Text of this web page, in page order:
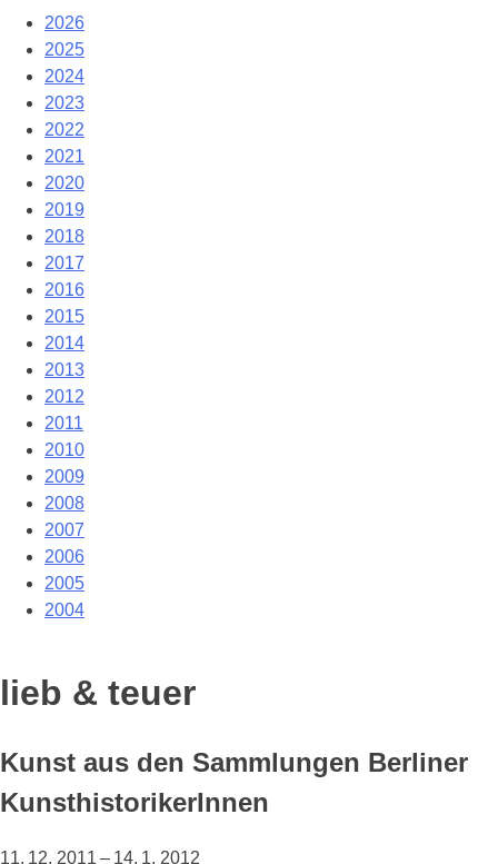
2026
2025
2024
2023
2022
2021
2020
2019
2018
2017
2016
2015
2014
2013
2012
2011
2010
2009
2008
2007
2006
2005
2004
lieb & teuer
Kunst aus den Sammlungen Berliner
KunsthistorikerInnen
11. 12. 2011 – 14. 1. 2012